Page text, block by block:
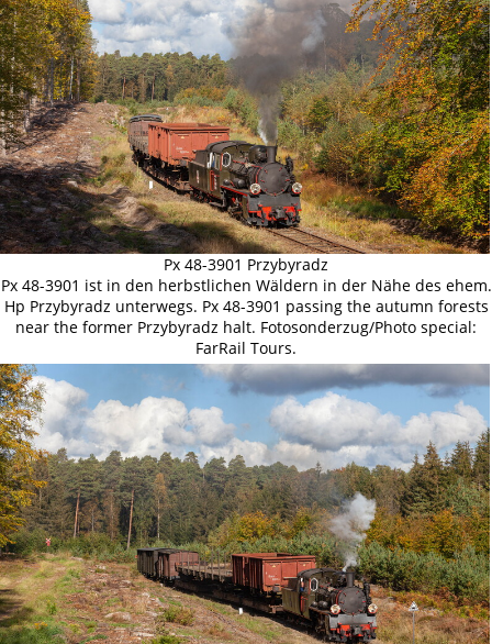
Px 48-3901 Przybyradz
Px 48-3901 ist in den herbstlichen Wäldern in der Nähe des ehem.
Hp Przybyradz unterwegs. Px 48-3901 passing the autumn forests
near the former Przybyradz halt. Fotosonderzug/Photo special:
FarRail Tours.